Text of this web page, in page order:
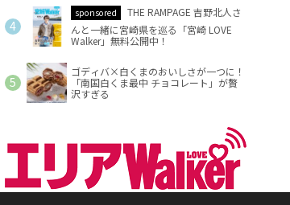
sponsored
THE RAMPAGE 吉野北人さ
んと一緒に宮崎県を巡る「宮崎 LOVE
Walker」無料公開中！
ゴディバ×白くまのおいしさが一つに！
「南国白くま最中 チョコレート」が贅
沢すぎる